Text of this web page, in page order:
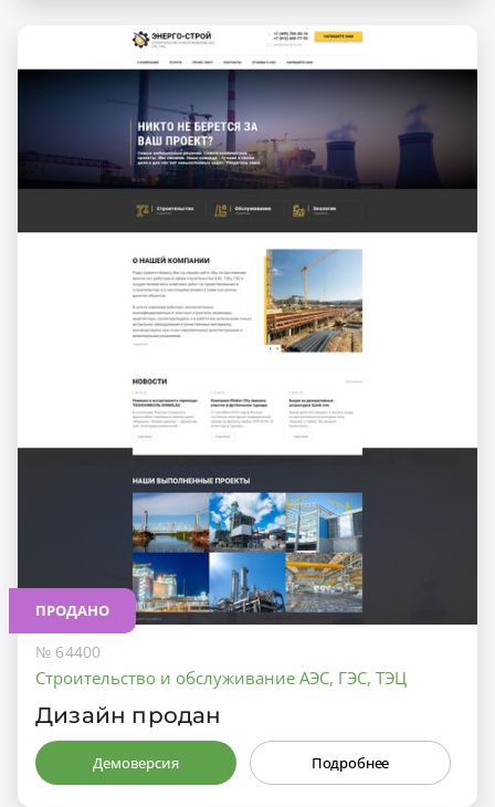
ПРОДАНО
№ 64400
Строительство и обслуживание АЭС, ГЭС, ТЭЦ
Дизайн продан
Демоверсия Подробнее